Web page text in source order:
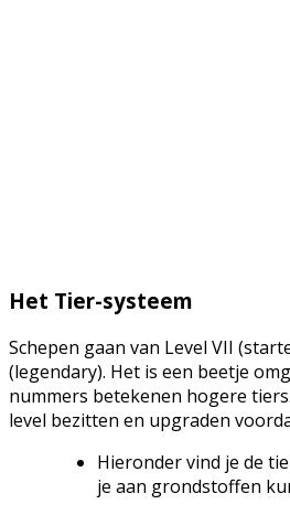
Het Tier-systeem
Schepen gaan van Level VII
(legendary). Het is een beetje
nummers betekenen hogere
level bezitten en upgraden
Hieronder vind je de
je aan grondstoffen